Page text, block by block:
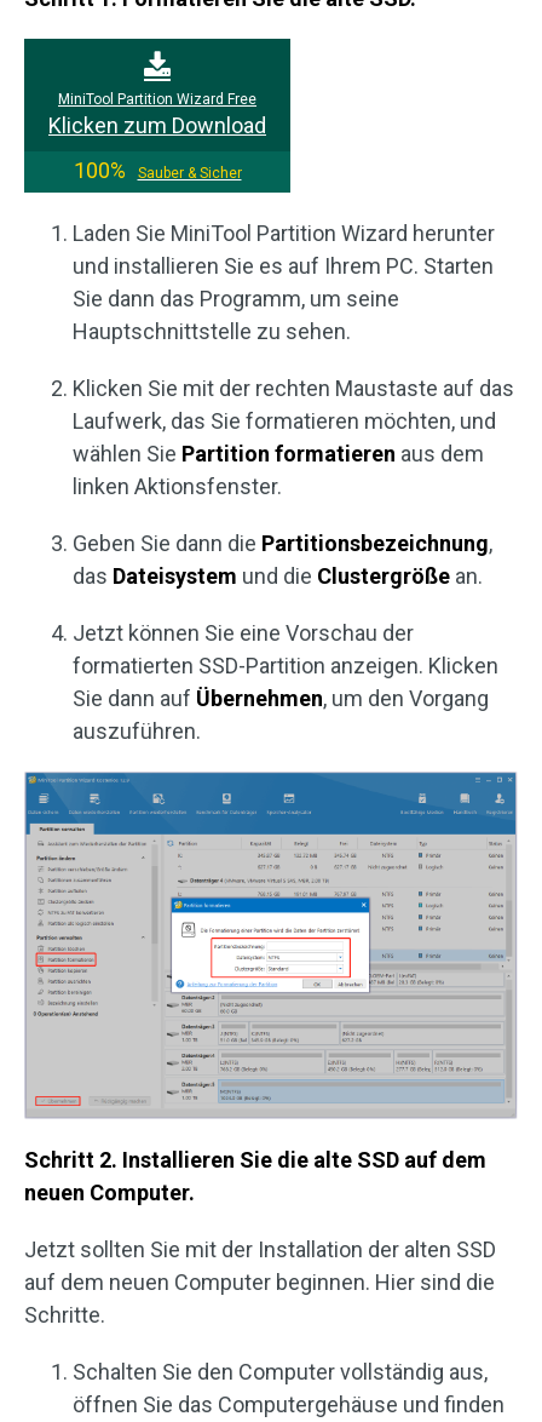
MiniTool Partition Wizard Free
Klicken zum Download
100%
Sauber & Sicher
Laden Sie MiniTool Partition Wizard herunter
und installieren Sie es auf Ihrem PC. Starten
Sie dann das Programm, um seine
Hauptschnittstelle zu sehen.
Klicken Sie mit der rechten Maustaste auf das
Laufwerk, das Sie formatieren möchten, und
wählen Sie Partition formatieren aus dem
linken Aktionsfenster.
Geben Sie dann die Partitionsbezeichnung,
das Dateisystem und die Clustergröße an.
Jetzt können Sie eine Vorschau der
formatierten SSD-Partition anzeigen. Klicken
Sie dann auf Übernehmen, um den Vorgang
auszuführen.
Schritt 2. Installieren Sie die alte SSD auf dem
neuen Computer.
Jetzt sollten Sie mit der Installation der alten SSD
auf dem neuen Computer beginnen. Hier sind die
Schritte.
Schalten Sie den Computer vollständig aus,
öffnen Sie das Computergehäuse und finden